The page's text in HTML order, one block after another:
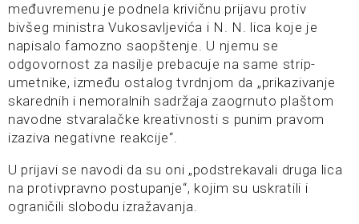
međuvremenu je podnela krivičnu prijavu protiv
bivšeg ministra Vukosavljevića i N. N. lica koje je
napisalo famozno saopštenje. U njemu se
odgovornost za nasilje prebacuje na same strip-
umetnike, između ostalog tvrdnjom da „prikazivanje
skarednih i nemoralnih sadržaja zaogrnuto plaštom
navodne stvaralačke kreativnosti s punim pravom
izaziva negativne reakcije“.
U prijavi se navodi da su oni „podstrekavali druga lica
na protivpravno postupanje“, kojim su uskratili i
ograničili slobodu izražavanja.